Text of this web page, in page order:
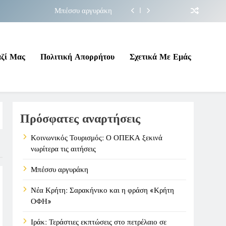
Μπέσσυ αργυράκη
επικίνδυνη γεωπολιτική συγκυρία
Μπέσσυ αργυράκη
και η φράση «Κρήτη ΟΦΗ»
επικίνδυνη γεωπολιτική συγκυρία
Μας Πολιτική Απορρήτου Σχετικά Με Εμάς
Πρόσφατες αναρτήσεις
Κοινωνικός Τουρισμός: Ο ΟΠΕΚΑ ξεκινά
νωρίτερα τις αιτήσεις
Μπέσσυ αργυράκη
Νέα Κρήτη: Σαρακήνικο και η φράση «Κρήτη
ΟΦΗ»
Ιράκ: Τεράστιες εκπτώσεις στο πετρέλαιο σε